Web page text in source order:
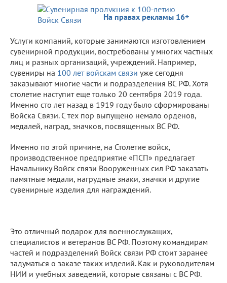
На правах рекламы 16+
Услуги компаний, которые занимаются изготовлением
сувенирной продукции, востребованы у многих частных
лиц и разных организаций, учреждений. Например,
сувениры на 100 лет войскам связи уже сегодня
заказывают многие части и подразделения ВС РФ. Хотя
столетие наступит еще только 20 сентября 2019 года.
Именно сто лет назад в 1919 году было сформированы
Войска Связи. С тех пор выпущено немало орденов,
медалей, наград, значков, посвященных ВС РФ.
Именно по этой причине, на Столетие войск,
производственное предприятие «ПСП» предлагает
Начальнику Войск связи Вооруженных сил РФ заказать
памятные медали, нагрудные знаки, значки и другие
сувенирные изделия для награждений.
Это отличный подарок для военнослужащих,
специалистов и ветеранов ВС РФ. Поэтому командирам
частей и подразделений Войск связи РФ стоит заранее
задуматься о заказе таких изделий. Как и руководителям
НИИ и учебных заведений, которые связаны с ВС РФ.